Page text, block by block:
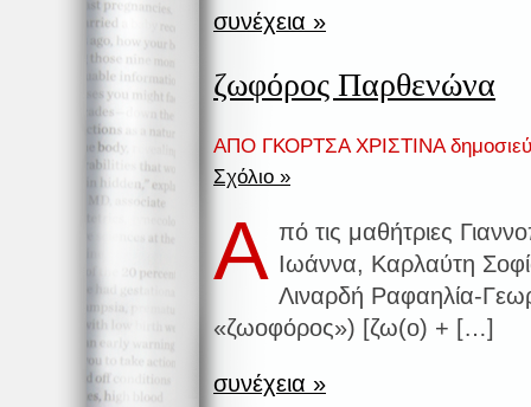
συνέχεια »
ζωφόρος Παρθενώνα
ΑΠΟ ΓΚΟΡΤΣΑ ΧΡΙΣΤΙΝΑ
Σχόλιο »
Α πό τις μαθήτριες
Ιωάννα, Καρλαύτη
Λιναρδή Ραφαηλία-
«ζωοφόρος») [ζω(ο) + […]
συνέχεια »